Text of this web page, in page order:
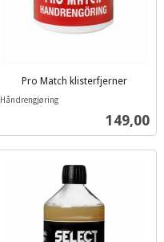
Pro Match klisterfjerner
Pris
149,00
inkl.
Håndrengjøring